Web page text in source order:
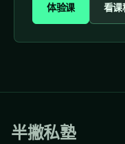
体验课 看课
半撇私塾